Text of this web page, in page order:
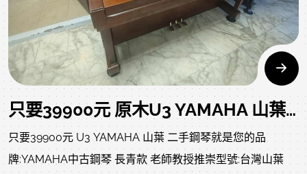
宜了，您還要買大部份老師不建議的電子商品?詳情如下說
明、照片及影音:
只要39900元 原木U3 YAMAHA 山葉 T8萬號 二手鋼琴 就是您的 不在意外觀首選
只要39900元 U3 YAMAHA 山葉 二手鋼琴就是您的品
牌:YAMAHA中古鋼琴 長青款 老師教授推崇型號:台灣山葉